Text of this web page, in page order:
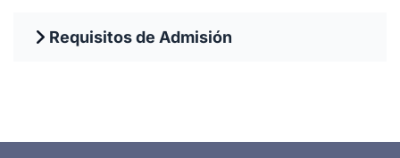
Requisitos de Admisión